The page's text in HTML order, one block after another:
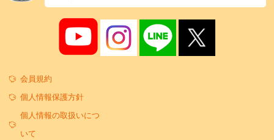
会員規約
個人情報保護方針
個人情報の取扱いにつ
いて